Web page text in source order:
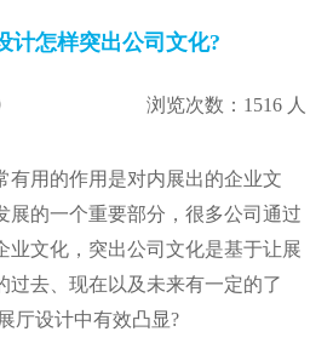
计怎样突出公司文化?
浏览次数：1516 人
用的作用是对内展出的企业文
展的一个重要部分，很多公司通过
业文化，突出公司文化是基于让展
过去、现在以及未来有一定的了
厅设计中有效凸显?